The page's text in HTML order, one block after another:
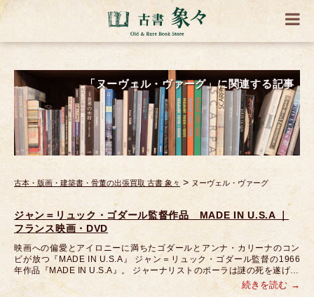
「ヌーヴェル・ヴァーグ」に関連する記事
古本・版画・建築書・骨董の出張買取 古書 象々 > ヌーヴェル・ヴァーグ
ジャン＝リュック・ゴダール監督作品 MADE IN U.S.A ｜
フランス映画・DVD
映画への偏愛とアイロニーに満ちたゴダールとアンナ・カリーナのコン
ビが放つ『MADE IN U.S.A』 ジャン＝リュック・ゴダール監督の1966
年作品『MADE IN U.S.A』。 ジャーナリストのポーラは謎の死を遂げ…
続きを読む